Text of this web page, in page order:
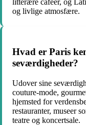
litterære caféer, og
og livlige atmosfære.
Hvad er Paris
seværdigheder?
Udover sine
couture-mode,
hjemsted for
restauranter, museer
teatre og koncertsale.